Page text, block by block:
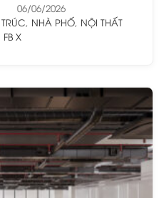
06/06/2026
, NHÀ PHỐ, NỘI THẤT
FB X